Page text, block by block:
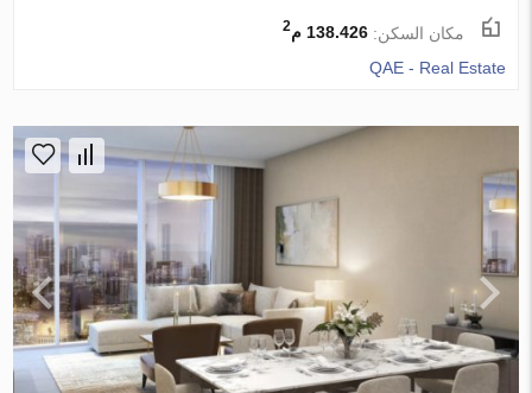
مكان السكن:138.426 م 2
QAE - Real Estate